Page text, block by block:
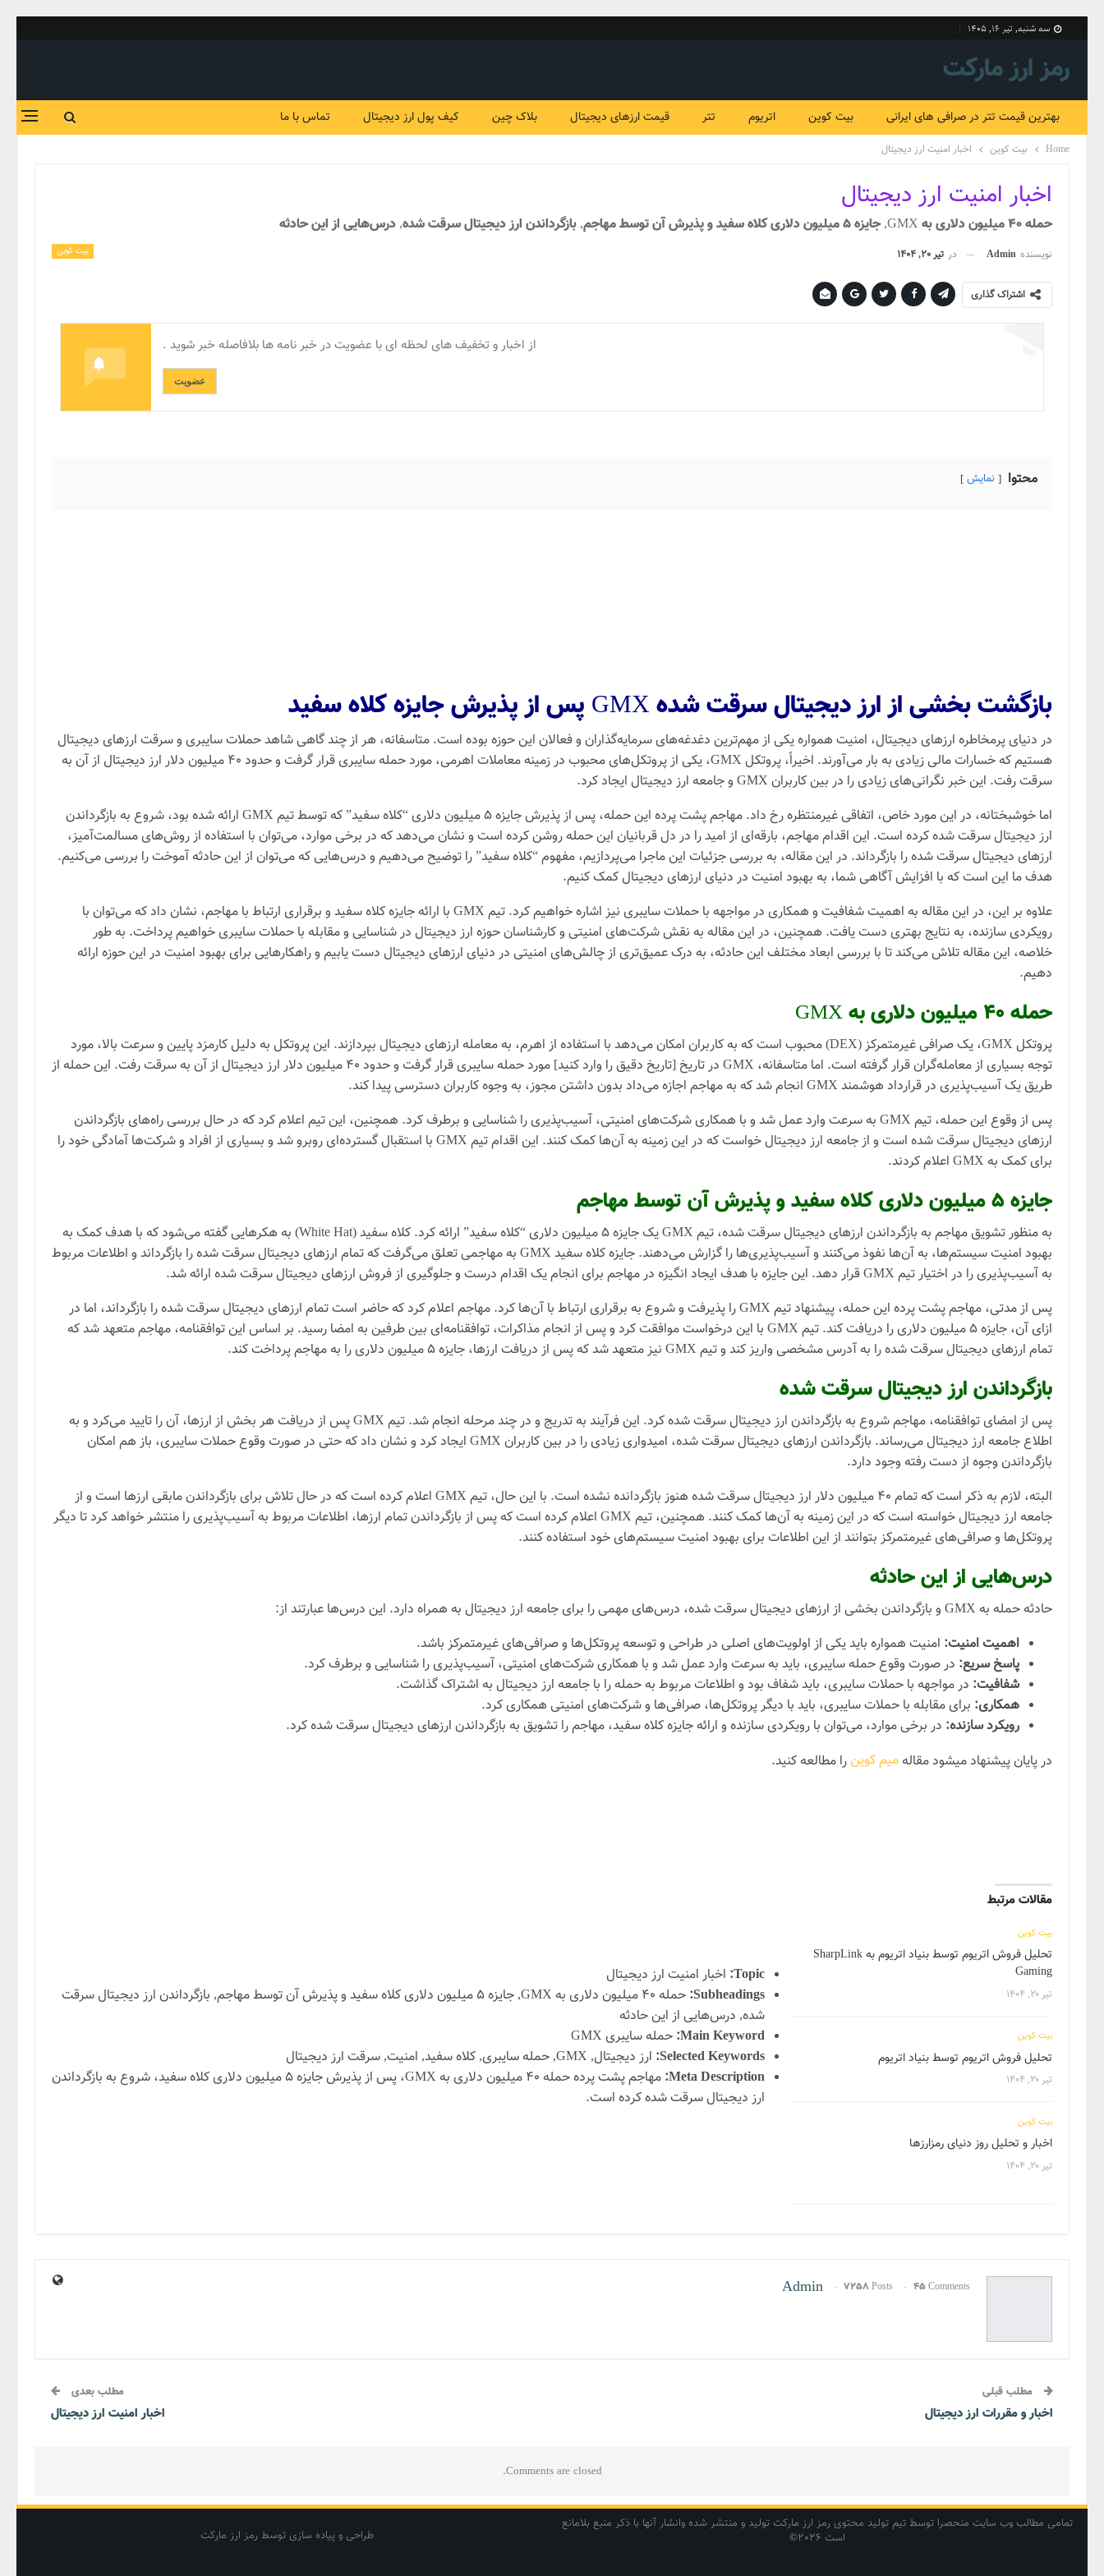
سه شنبه, تیر ۱۶, ۱۴۰۵
رمز ارز مارکت
بهترین قیمت تتر در صرافی های ایرانی بیت کوین اتریوم تتر قیمت ارزهای دیجیتال بلاک چین کیف پول ارز دیجیتال تماس با ما
Home بیت کوین اخبار امنیت ارز دیجیتال
اخبار امنیت ارز دیجیتال
حمله ۴۰ میلیون دلاری به GMX, جایزه ۵ میلیون دلاری کلاه سفید و پذیرش آن توسط مهاجم, بازگرداندن ارز دیجیتال سرقت شده, درس‌هایی از این حادثه
بیت کوین نویسنده Admin در تیر 20, 1404
اشتراک گذاری
از اخبار و تخفیف های لحظه ای با عضویت در خبر نامه ها بلافاصله خبر شوید .
عضویت
محتوا نمایش
بازگشت بخشی از ارز دیجیتال سرقت شده GMX پس از پذیرش جایزه کلاه سفید
در دنیای پرمخاطره ارزهای دیجیتال، امنیت همواره یکی از مهم‌ترین دغدغه‌های سرمایه‌گذاران و فعالان این حوزه بوده است. متاسفانه، هر از چند گاهی شاهد حملات سایبری و سرقت ارزهای دیجیتال
هستیم که خسارات مالی زیادی به بار می‌آورند. اخیراً، پروتکل GMX، یکی از پروتکل‌های محبوب در زمینه معاملات اهرمی، مورد حمله سایبری قرار گرفت و حدود ۴۰ میلیون دلار ارز دیجیتال از آن به
سرقت رفت. این خبر نگرانی‌های زیادی را در بین کاربران GMX و جامعه ارز دیجیتال ایجاد کرد.
اما خوشبختانه، در این مورد خاص، اتفاقی غیرمنتظره رخ داد. مهاجم پشت پرده این حمله، پس از پذیرش جایزه ۵ میلیون دلاری “کلاه سفید” که توسط تیم GMX ارائه شده بود، شروع به بازگرداندن
ارز دیجیتال سرقت شده کرده است. این اقدام مهاجم، بارقه‌ای از امید را در دل قربانیان این حمله روشن کرده است و نشان می‌دهد که در برخی موارد، می‌توان با استفاده از روش‌های مسالمت‌آمیز،
ارزهای دیجیتال سرقت شده را بازگرداند. در این مقاله، به بررسی جزئیات این ماجرا می‌پردازیم، مفهوم “کلاه سفید” را توضیح می‌دهیم و درس‌هایی که می‌توان از این حادثه آموخت را بررسی می‌کنیم.
هدف ما این است که با افزایش آگاهی شما، به بهبود امنیت در دنیای ارزهای دیجیتال کمک کنیم.
علاوه بر این، در این مقاله به اهمیت شفافیت و همکاری در مواجهه با حملات سایبری نیز اشاره خواهیم کرد. تیم GMX با ارائه جایزه کلاه سفید و برقراری ارتباط با مهاجم، نشان داد که می‌توان با
رویکردی سازنده، به نتایج بهتری دست یافت. همچنین، در این مقاله به نقش شرکت‌های امنیتی و کارشناسان حوزه ارز دیجیتال در شناسایی و مقابله با حملات سایبری خواهیم پرداخت. به طور
خلاصه، این مقاله تلاش می‌کند تا با بررسی ابعاد مختلف این حادثه، به درک عمیق‌تری از چالش‌های امنیتی در دنیای ارزهای دیجیتال دست یابیم و راهکارهایی برای بهبود امنیت در این حوزه ارائه
دهیم.
حمله ۴۰ میلیون دلاری به GMX
پروتکل GMX، یک صرافی غیرمتمرکز (DEX) محبوب است که به کاربران امکان می‌دهد با استفاده از اهرم، به معامله ارزهای دیجیتال بپردازند. این پروتکل به دلیل کارمزد پایین و سرعت بالا، مورد
توجه بسیاری از معامله‌گران قرار گرفته است. اما متاسفانه، GMX در تاریخ [تاریخ دقیق را وارد کنید] مورد حمله سایبری قرار گرفت و حدود ۴۰ میلیون دلار ارز دیجیتال از آن به سرقت رفت. این حمله از
طریق یک آسیب‌پذیری در قرارداد هوشمند GMX انجام شد که به مهاجم اجازه می‌داد بدون داشتن مجوز، به وجوه کاربران دسترسی پیدا کند.
پس از وقوع این حمله، تیم GMX به سرعت وارد عمل شد و با همکاری شرکت‌های امنیتی، آسیب‌پذیری را شناسایی و برطرف کرد. همچنین، این تیم اعلام کرد که در حال بررسی راه‌های بازگرداندن
ارزهای دیجیتال سرقت شده است و از جامعه ارز دیجیتال خواست که در این زمینه به آن‌ها کمک کنند. این اقدام تیم GMX با استقبال گسترده‌ای روبرو شد و بسیاری از افراد و شرکت‌ها آمادگی خود را
برای کمک به GMX اعلام کردند.
جایزه ۵ میلیون دلاری کلاه سفید و پذیرش آن توسط مهاجم
به منظور تشویق مهاجم به بازگرداندن ارزهای دیجیتال سرقت شده، تیم GMX یک جایزه ۵ میلیون دلاری “کلاه سفید” ارائه کرد. کلاه سفید (White Hat) به هکرهایی گفته می‌شود که با هدف کمک به
بهبود امنیت سیستم‌ها، به آن‌ها نفوذ می‌کنند و آسیب‌پذیری‌ها را گزارش می‌دهند. جایزه کلاه سفید GMX به مهاجمی تعلق می‌گرفت که تمام ارزهای دیجیتال سرقت شده را بازگرداند و اطلاعات مربوط
به آسیب‌پذیری را در اختیار تیم GMX قرار دهد. این جایزه با هدف ایجاد انگیزه در مهاجم برای انجام یک اقدام درست و جلوگیری از فروش ارزهای دیجیتال سرقت شده ارائه شد.
پس از مدتی، مهاجم پشت پرده این حمله، پیشنهاد تیم GMX را پذیرفت و شروع به برقراری ارتباط با آن‌ها کرد. مهاجم اعلام کرد که حاضر است تمام ارزهای دیجیتال سرقت شده را بازگرداند، اما در
ازای آن، جایزه ۵ میلیون دلاری را دریافت کند. تیم GMX با این درخواست موافقت کرد و پس از انجام مذاکرات، توافقنامه‌ای بین طرفین به امضا رسید. بر اساس این توافقنامه، مهاجم متعهد شد که
تمام ارزهای دیجیتال سرقت شده را به آدرس مشخصی واریز کند و تیم GMX نیز متعهد شد که پس از دریافت ارزها، جایزه ۵ میلیون دلاری را به مهاجم پرداخت کند.
بازگرداندن ارز دیجیتال سرقت شده
پس از امضای توافقنامه، مهاجم شروع به بازگرداندن ارز دیجیتال سرقت شده کرد. این فرآیند به تدریج و در چند مرحله انجام شد. تیم GMX پس از دریافت هر بخش از ارزها، آن را تایید می‌کرد و به
اطلاع جامعه ارز دیجیتال می‌رساند. بازگرداندن ارزهای دیجیتال سرقت شده، امیدواری زیادی را در بین کاربران GMX ایجاد کرد و نشان داد که حتی در صورت وقوع حملات سایبری، باز هم امکان
بازگرداندن وجوه از دست رفته وجود دارد.
البته، لازم به ذکر است که تمام ۴۰ میلیون دلار ارز دیجیتال سرقت شده هنوز بازگردانده نشده است. با این حال، تیم GMX اعلام کرده است که در حال تلاش برای بازگرداندن مابقی ارزها است و از
جامعه ارز دیجیتال خواسته است که در این زمینه به آن‌ها کمک کنند. همچنین، تیم GMX اعلام کرده است که پس از بازگرداندن تمام ارزها، اطلاعات مربوط به آسیب‌پذیری را منتشر خواهد کرد تا دیگر
پروتکل‌ها و صرافی‌های غیرمتمرکز بتوانند از این اطلاعات برای بهبود امنیت سیستم‌های خود استفاده کنند.
درس‌هایی از این حادثه
حادثه حمله به GMX و بازگرداندن بخشی از ارزهای دیجیتال سرقت شده، درس‌های مهمی را برای جامعه ارز دیجیتال به همراه دارد. این درس‌ها عبارتند از:
اهمیت امنیت: امنیت همواره باید یکی از اولویت‌های اصلی در طراحی و توسعه پروتکل‌ها و صرافی‌های غیرمتمرکز باشد.
پاسخ سریع: در صورت وقوع حمله سایبری، باید به سرعت وارد عمل شد و با همکاری شرکت‌های امنیتی، آسیب‌پذیری را شناسایی و برطرف کرد.
شفافیت: در مواجهه با حملات سایبری، باید شفاف بود و اطلاعات مربوط به حمله را با جامعه ارز دیجیتال به اشتراک گذاشت.
همکاری: برای مقابله با حملات سایبری، باید با دیگر پروتکل‌ها، صرافی‌ها و شرکت‌های امنیتی همکاری کرد.
رویکرد سازنده: در برخی موارد، می‌توان با رویکردی سازنده و ارائه جایزه کلاه سفید، مهاجم را تشویق به بازگرداندن ارزهای دیجیتال سرقت شده کرد.
در پایان پیشنهاد میشود مقاله میم کوینرا مطالعه کنید.
مقالات مرتبط
بیت کوین
تحلیل فروش اتریوم توسط بنیاد اتریوم به SharpLink
Gaming
تیر ۲۰, ۱۴۰۴
بیت کوین
تحلیل فروش اتریوم توسط بنیاد اتریوم
تیر ۲۰, ۱۴۰۴
بیت کوین
اخبار و تحلیل روز دنیای رمزارزها
تیر ۲۰, ۱۴۰۴
Topic: اخبار امنیت ارز دیجیتال
Subheadings:
حمله ۴۰ میلیون دلاری به GMX, جایزه ۵ میلیون دلاری کلاه سفید و پذیرش آن توسط مهاجم, بازگرداندن ارز دیجیتال سرقت
شده, درس‌هایی از این حادثه
Main Keyword: حمله سایبری GMX
Selected Keywords: ارز دیجیتال, GMX, حمله سایبری, کلاه سفید, امنیت, سرقت ارز دیجیتال
Meta Description:
مهاجم پشت پرده حمله ۴۰ میلیون دلاری به GMX، پس از پذیرش جایزه ۵ میلیون دلاری کلاه سفید، شروع به بازگرداندن
ارز دیجیتال سرقت شده کرده است.
Admin 7258 Posts 45 Comments
مطلب قبلی
اخبار و مقررات ارز دیجیتال
مطلب بعدی
اخبار امنیت ارز دیجیتال
Comments are closed.
تمامی مطالب وب سایت منحصرا توسط تیم تولید محتوی رمز ارز مارکت تولید و منتشر شده وانشار آنها با ذکر منبع بلامانع
است 2026©
طراحی و پیاده سازی توسط رمز ارز مارکت